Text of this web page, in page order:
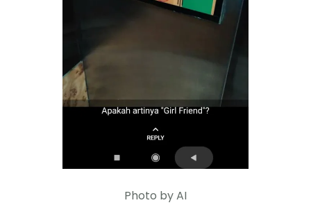
Photo by AI